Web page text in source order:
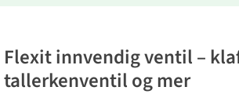
Flexit innvendig ventil –
tallerkenventil og mer